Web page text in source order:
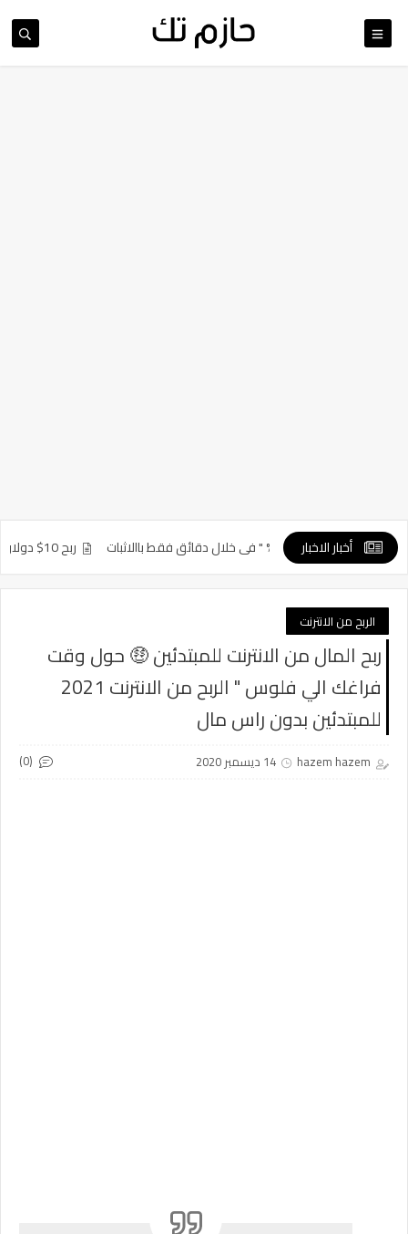
أخبار الاخبارفقط باالاثبات ربح 10$ دولار كل ساعة باالاثبات | تجربتي في ربح المال من الفريلانسر | ربح من الانترنت 2021
الربح من الانترنت
ربح المال من الانترنت للمبتدئين 🤑 حول وقت
فراغك الي فلوس " الربح من الانترنت 2021
للمبتدئين بدون راس مال
hazem hazem 14 ديسمبر 2020 (0)